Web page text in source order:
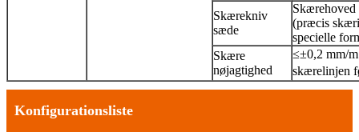
Skærekniv
sæde
Skærehoved
(præcis
specielle
Skære
nøjagtighed
≤±0,2 mm/
​​skærelinjen
Konfigurationsliste